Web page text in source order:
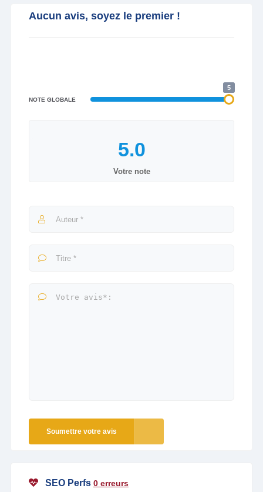
Aucun avis, soyez le premier !
NOTE GLOBALE
5
Votre note
Soumettre votre avis
SEO Perfs 0 erreurs